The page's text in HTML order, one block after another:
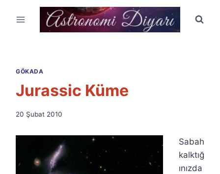
GÖKADA
Jurassic Küme
By
Fuat
20 Şubat 2010
Sabah
kalktığ
ınızda